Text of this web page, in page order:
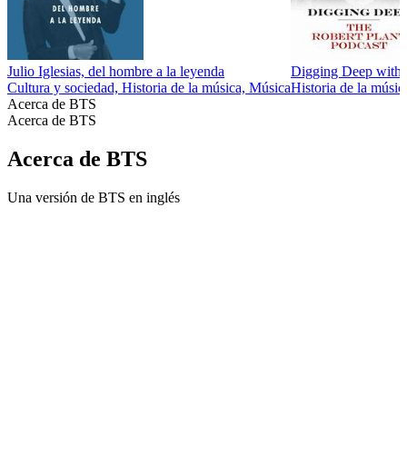
Julio Iglesias, del hombre a la leyenda
Cultura y sociedad, Historia de la música, Música
Digging Deep with
Historia de la
Acerca de BTS
Acerca de BTS
Acerca de BTS
Una versión de BTS en inglés